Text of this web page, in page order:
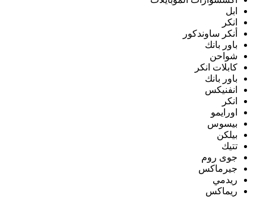
ابل
انكر
أنكر ساوندكور
باور بانك
شواحن
كابلات انكر
باور بانك
انفنيكس
انكر
اورايمو
بيسوس
بيلكن
تتيك
جوى روم
جيرماكس
ريدمي
ريماكس